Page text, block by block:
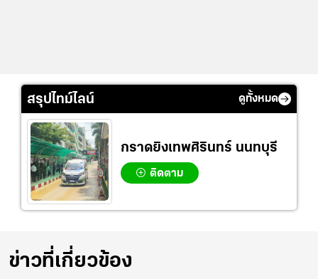
สรุปไทม์ไลน์ ดูทั้งหมด
กราดยิงเทพศิรินทร์ นนทบุรี
ติดตาม
ข่าวที่เกี่ยวข้อง